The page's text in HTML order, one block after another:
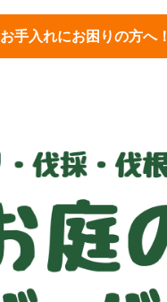
手入れにお困りの方へ！